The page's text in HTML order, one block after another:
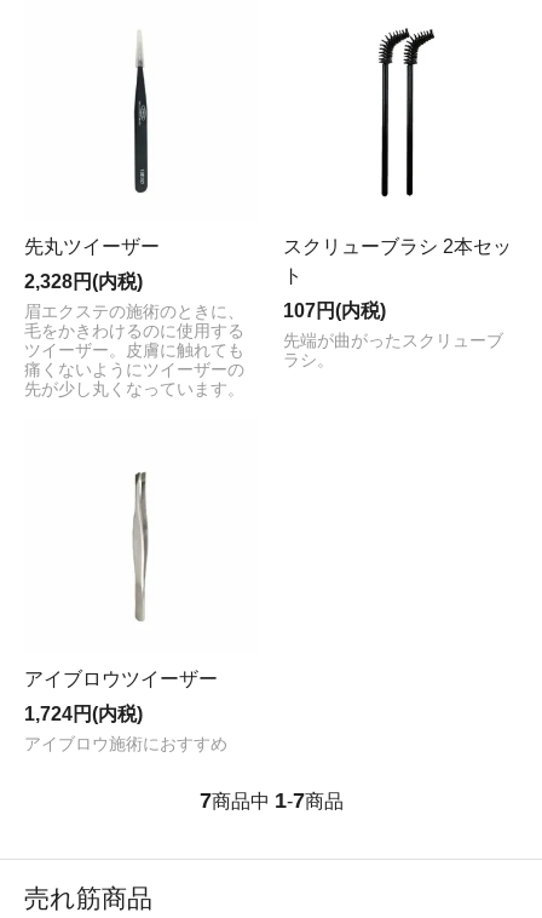
先丸ツイーザー
2,328円(内税)
眉エクステの施術のときに、
毛をかきわけるのに使用する
ツイーザー。皮膚に触れても
痛くないようにツイーザーの
先が少し丸くなっています。
スクリューブラシ 2本セッ
ト
107円(内税)
先端が曲がったスクリューブ
ラシ。
アイブロウツイーザー
1,724円(内税)
アイブロウ施術におすすめ
7商品中 1-7商品
売れ筋商品